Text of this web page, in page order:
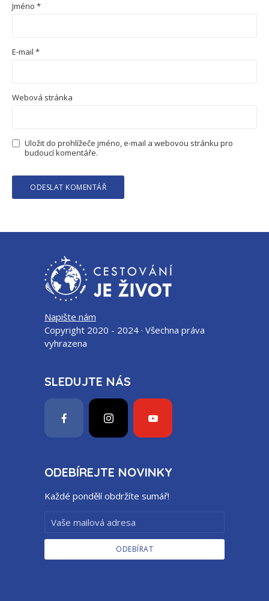
Jméno *
E-mail *
Webová stránka
Uložit do prohlížeče jméno, e-mail a webovou stránku pro
budoucí komentáře.
Napište nám
Copyright 2020 - 2024 · Všechna práva
vyhrazena
SLEDUJTE NÁS
ODEBÍREJTE NOVINKY
Každé pondělí obdržíte sumář!